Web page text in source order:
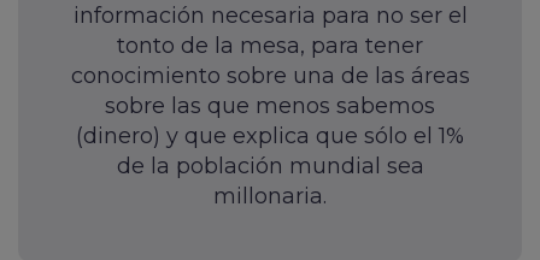
información necesaria para no ser el
tonto de la mesa, para tener
conocimiento sobre una de las áreas
sobre las que menos sabemos
(dinero) y que explica que sólo el 1%
de la población mundial sea
millonaria.